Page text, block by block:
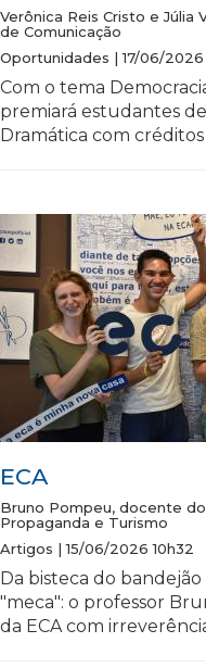
Verônica Reis Cristo e Júlia
de Comunicação
Oportunidades | 17/06/2026
Com o tema
premiará estudantes
Dramática com
ECA
Bruno Pompeu, docente
Propaganda e Turismo
Artigos | 15/06/2026 10h32
Da bisteca do
"meca": o professor
da ECA com